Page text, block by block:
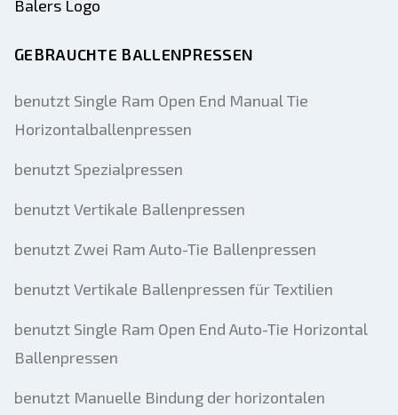
GEBRAUCHTE BALLENPRESSEN
benutzt Single Ram Open End Manual Tie
Horizontalballenpressen
benutzt Spezialpressen
benutzt Vertikale Ballenpressen
benutzt Zwei Ram Auto-Tie Ballenpressen
benutzt Vertikale Ballenpressen für Textilien
benutzt Single Ram Open End Auto-Tie Horizontal
Ballenpressen
benutzt Manuelle Bindung der horizontalen